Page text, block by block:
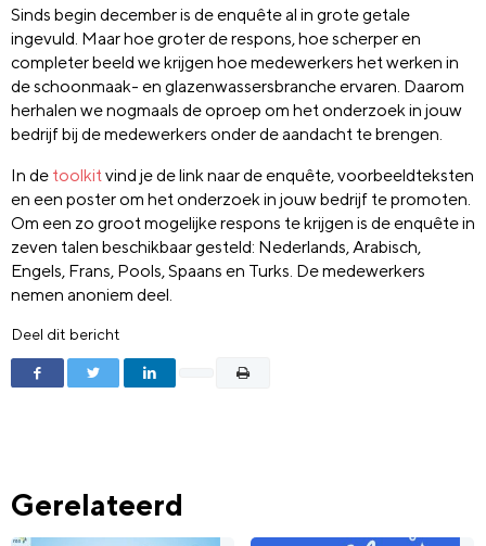
Sinds begin december is de enquête al in grote getale
ingevuld. Maar hoe groter de respons, hoe scherper en
completer beeld we krijgen hoe medewerkers het werken in
de schoonmaak- en glazenwassersbranche ervaren. Daarom
herhalen we nogmaals de oproep om het onderzoek in jouw
bedrijf bij de medewerkers onder de aandacht te brengen.
In de toolkitvind je de link naar de enquête, voorbeeldteksten
en een poster om het onderzoek in jouw bedrijf te promoten.
Om een zo groot mogelijke respons te krijgen is de enquête in
zeven talen beschikbaar gesteld: Nederlands, Arabisch,
Engels, Frans, Pools, Spaans en Turks. De medewerkers
nemen anoniem deel.
Deel dit bericht
Gerelateerd